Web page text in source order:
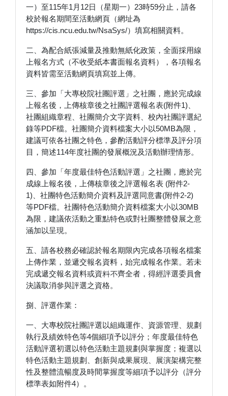
一）至115年1月12日（星期一）23時59分止，請各
校於報名期間至活動網頁（網址為
https://cis.ncu.edu.tw/NsaSys/）填寫相關資料。
二、為配合紙張減量及推動無紙化政策，全面採用線
上報名方式（不收受紙本書面報名資料），各項報名
資料皆需至活動網頁填寫並上傳。
三、參加「大專校院社團評選」之社團，應於完成線
上報名後，上傳核章後之社團評選報名表(附件1)、
社團組織章程、社團簡介文字資料、校內社團評選紀
錄等PDF檔。社團簡介資料檔案大小以50MB為限，
建議可依各社團之特色，參酌活動評分標準及評分項
目，簡述114年度社團的發展概況及活動辦理情形。
四、參加「年度最佳特色活動評選」之社團，應於完
成線上報名後，上傳核章後之評選報名表 (附件2-
1)、社團特色活動簡介資料及評選同意書(附件2-2)
等PDF檔。社團特色活動簡介資料檔案大小以30MB
為限，建議依活動之重點特色或對社團整體發展之意
涵加以呈現。
五、請各校務必確認於報名期限內完成各項報名檔案
上傳作業，並遞交報名資料，始完成報名作業。若未
完成遞交報名資料或資料不齊全者，得經評選委員會
決議取消參與評選之資格。
捌、評選作業：
一、大專校院社團評選以組織運作、資源管理、規劃
執行及績效特色等4個細項予以評分；年度最佳特色
活動評選初選以特色活動主題規劃與掌握度；複選以
特色活動主題規劃、創新與成果展現、展演架構完整
性及整體流暢度及時間掌握度等細項予以評分（評分
標準表如附件4）。